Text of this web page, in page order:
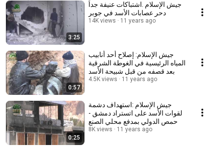
3:25
جيش الإسلام .اشتباكات عنيفة جداً
دحر عصابات الأسد في جوبر
14K views 11 years ago
0:57
جيش الإسلام: إصلاح أحد أنابيب
المياه الرئيسية في الغوطة الشرقية
بعد قصفه من قبل شبيحة الأسد
4.5K views 11 years ago
0:25
جيش الإسلام :استهداف دشمة
لقوات الأسد على اتستراد دمشق -
حمص الدولي بمدفع محلي الصنع
8K views 11 years ago